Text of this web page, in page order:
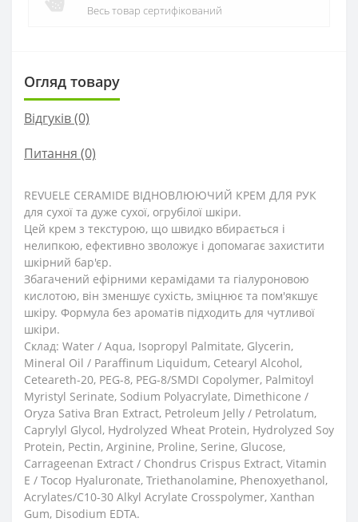
Весь товар сертифікований
Огляд товару
Відгуків (0)
Питання (0)
REVUELE CERAMIDE ВІДНОВЛЮЮЧИЙ КРЕМ ДЛЯ РУК
для сухої та дуже сухої, огрубілої шкіри.
Цей крем з текстурою, що швидко вбирається і
нелипкою, ефективно зволожує і допомагає захистити
шкірний бар'єр.
Збагачений ефірними керамідами та гіалуроновою
кислотою, він зменшує сухість, зміцнює та пом'якшує
шкіру. Формула без ароматів підходить для чутливої ​​
шкіри.
Склад: Water / Aqua, Isopropyl Palmitate, Glycerin,
Mineral Oil / Paraffinum Liquidum, Cetearyl Alcohol,
Ceteareth-20, PEG-8, PEG-8/SMDI Copolymer, Palmitoyl
Myristyl Serinate, Sodium Polyacrylate, Dimethicone /
Oryza Sativa Bran Extract, Petroleum Jelly / Petrolatum,
Caprylyl Glycol, Hydrolyzed Wheat Protein, Hydrolyzed Soy
Protein, Pectin, Arginine, Proline, Serine, Glucose,
Carrageenan Extract / Chondrus Crispus Extract, Vitamin
E / Tocop Hyaluronate, Triethanolamine, Phenoxyethanol,
Acrylates/C10-30 Alkyl Acrylate Crosspolymer, Xanthan
Gum, Disodium EDTA.